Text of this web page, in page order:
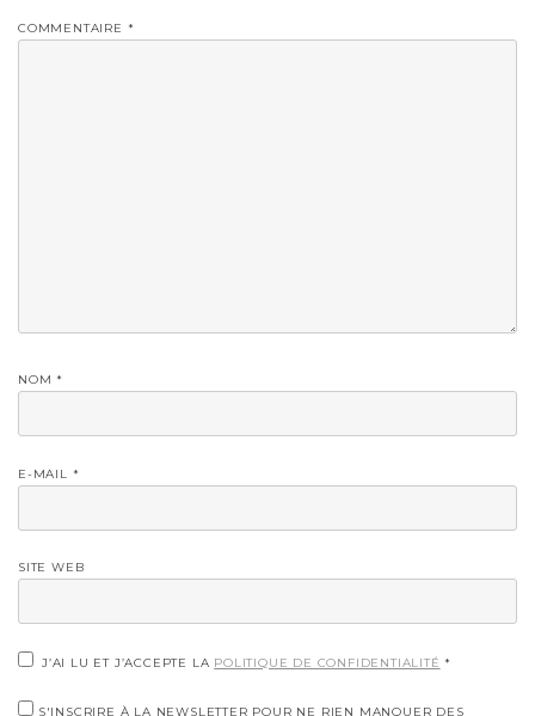
COMMENTAIRE *
NOM *
E-MAIL *
SITE WEB
J’AI LU ET J’ACCEPTE LA POLITIQUE DE CONFIDENTIALITÉ *
S'INSCRIRE À LA NEWSLETTER POUR NE RIEN MANQUER DES